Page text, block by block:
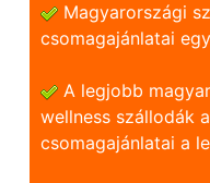
Magyarországi
csomagajánlatai
A legjobb
wellness szállodák
csomagajánlatai a